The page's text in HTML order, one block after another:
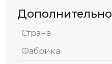
Дополнительно
Страна
Фабрика